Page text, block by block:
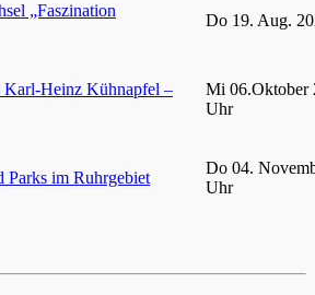
„Faszination
Do 19. Aug.
Karl-Heinz Kühnapfel –
Mi 06.Oktober
Uhr
Parks im Ruhrgebiet
Do 04.
Uhr